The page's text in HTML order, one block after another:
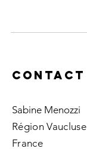
Contact
Sabine Menozzi
Région Vaucluse
France